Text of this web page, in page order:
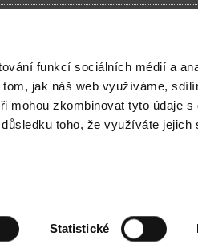
funkcí sociálních médií a
tom, jak náš web využíváme,
mohou zkombinovat tyto údaje
toho, že využíváte jejich
Statistické
|informace o webu | e-